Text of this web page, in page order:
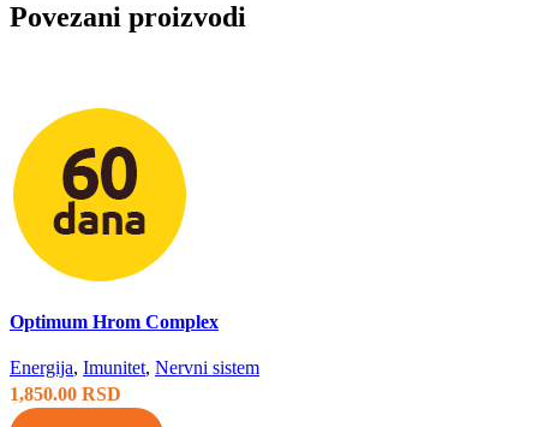
Povezani proizvodi
Optimum Hrom Complex
Energija, Imunitet, Nervni sistem
1,850.00 RSD